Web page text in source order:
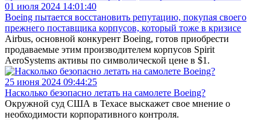
01 июля 2024 14:01:40
Boeing пытается восстановить репутацию, покупая своего
прежнего поставщика корпусов, который тоже в кризисе
Airbus, основной конкурент Boeing, готов приобрести
продаваемые этим производителем корпусов Spirit
AeroSystems активы по символической цене в $1.
25 июня 2024 09:44:25
Насколько безопасно летать на самолете Boeing?
Окружной суд США в Техасе выскажет свое мнение о
необходимости корпоративного контроля.